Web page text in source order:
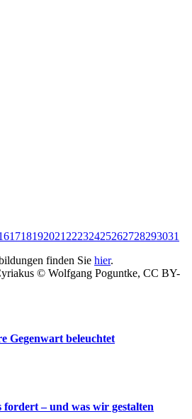
171819202122232425262728293031
finden Sie hier.
© Wolfgang Poguntke, CC BY-
Gegenwart beleuchtet
– und was wir gestalten